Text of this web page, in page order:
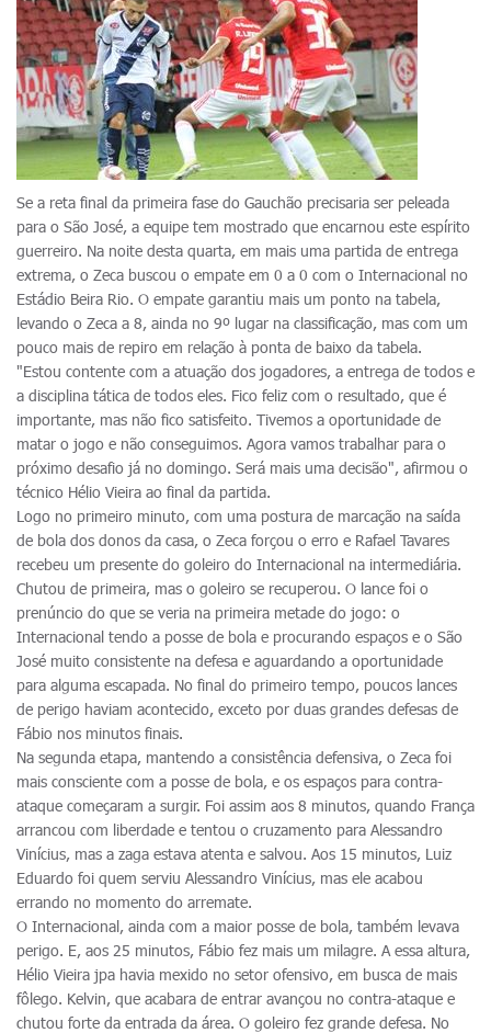
Se a reta final da primeira fase do Gauchão precisaria ser peleada
para o São José, a equipe tem mostrado que encarnou este espírito
guerreiro. Na noite desta quarta, em mais uma partida de entrega
extrema, o Zeca buscou o empate em 0 a 0 com o Internacional no
Estádio Beira Rio. O empate garantiu mais um ponto na tabela,
levando o Zeca a 8, ainda no 9º lugar na classificação, mas com um
pouco mais de repiro em relação à ponta de baixo da tabela.
"Estou contente com a atuação dos jogadores, a entrega de todos e
a disciplina tática de todos eles. Fico feliz com o resultado, que é
importante, mas não fico satisfeito. Tivemos a oportunidade de
matar o jogo e não conseguimos. Agora vamos trabalhar para o
próximo desafio já no domingo. Será mais uma decisão", afirmou o
técnico Hélio Vieira ao final da partida.
Logo no primeiro minuto, com uma postura de marcação na saída
de bola dos donos da casa, o Zeca forçou o erro e Rafael Tavares
recebeu um presente do goleiro do Internacional na intermediária.
Chutou de primeira, mas o goleiro se recuperou. O lance foi o
prenúncio do que se veria na primeira metade do jogo: o
Internacional tendo a posse de bola e procurando espaços e o São
José muito consistente na defesa e aguardando a oportunidade
para alguma escapada. No final do primeiro tempo, poucos lances
de perigo haviam acontecido, exceto por duas grandes defesas de
Fábio nos minutos finais.
Na segunda etapa, mantendo a consistência defensiva, o Zeca foi
mais consciente com a posse de bola, e os espaços para contra-
ataque começaram a surgir. Foi assim aos 8 minutos, quando França
arrancou com liberdade e tentou o cruzamento para Alessandro
Vinícius, mas a zaga estava atenta e salvou. Aos 15 minutos, Luiz
Eduardo foi quem serviu Alessandro Vinícius, mas ele acabou
errando no momento do arremate.
O Internacional, ainda com a maior posse de bola, também levava
perigo. E, aos 25 minutos, Fábio fez mais um milagre. A essa altura,
Hélio Vieira jpa havia mexido no setor ofensivo, em busca de mais
fôlego. Kelvin, que acabara de entrar avançou no contra-ataque e
chutou forte da entrada da área. O goleiro fez grande defesa. No